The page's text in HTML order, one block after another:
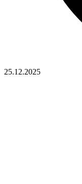
25.12.2025